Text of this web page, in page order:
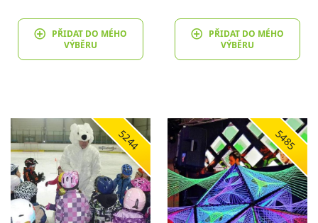
PŘIDAT DO MÉHO
VÝBĚRU
PŘIDAT DO MÉHO
VÝBĚRU
5244 5485